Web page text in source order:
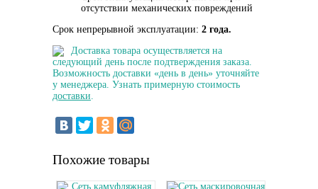
отсутствии механических повреждений
Срок непрерывной эксплуатации: 2 года.
Доставка товара осуществляется на
следующий день после подтверждения заказа.
Возможность доставки «день в день» уточняйте
у менеджера. Узнать примерную стоимость
доставки.
Похожие товары